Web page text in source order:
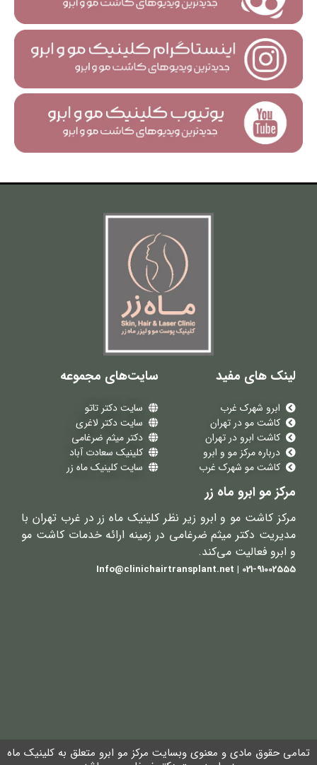
لینک های مفید
ابرو شهرک غرب
کاشت مو در تهران
کاشت ابرو در تهران
درباره مرکز مو و ابرو
کاشت مو شهرک غرب
سایت‌های مجموعه
سایت دکتر تاتو
سایت دکتر لاغری
دکتر میثم ضرغامی
کلینیک سعادت آباد
سایت کلینیک ماه زر
مرکز مو ابرو ماه زر
مرکز کاشت مو و ابرو زیر نظر کلینیک ماه زر در غرب تهران با
مدیریت دکتر میثم ضرغامی در زمینه ارائه خدمات کاشت مو
و ابرو فعالیت می‌کند.
021-91002555 | Info@clinichairtransplant.net
تمامی حقوق مادی و معنوی وبسایت مرکز مو ابرو متعلق به کلینیک ماه